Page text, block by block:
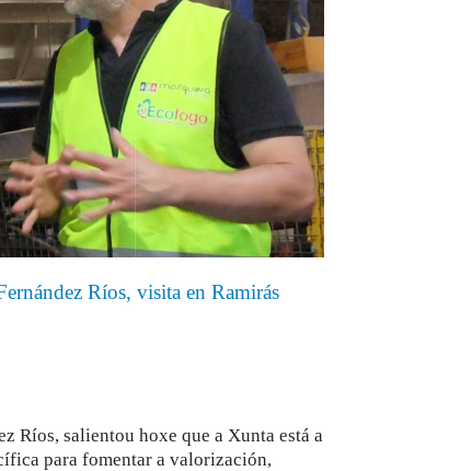
Ríos, visita en Ramirás
Ríos, salientou hoxe que a Xunta está a
para fomentar a valorización,